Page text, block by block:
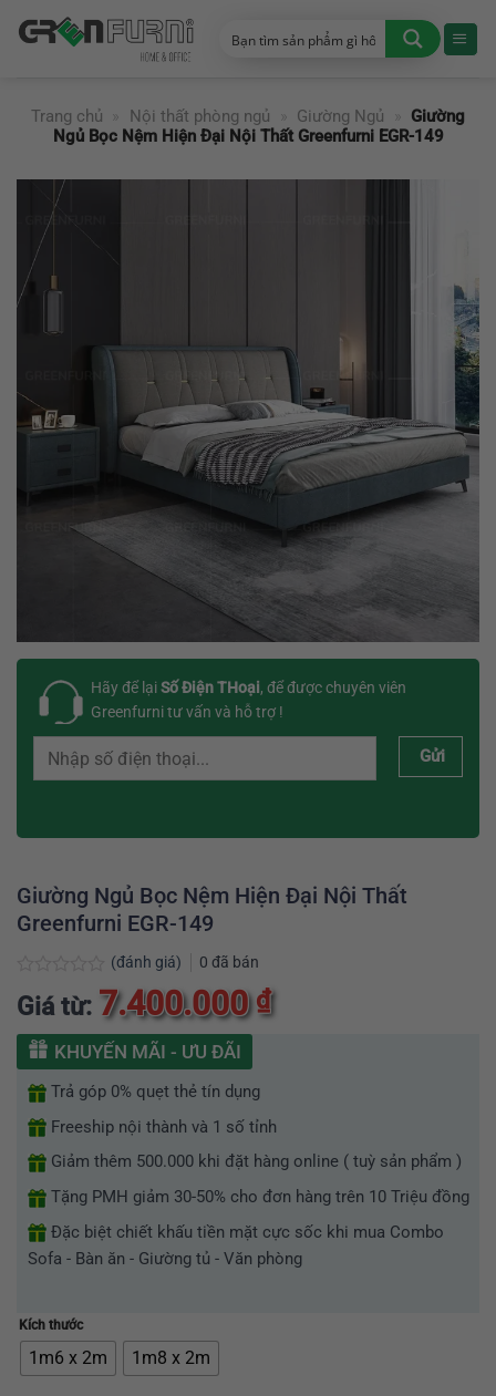
đến
Trang chủ
» Nội thất phòng ngủ » Giường Ngủ » Giường
Ngủ Bọc Nệm Hiện Đại Nội Thất Greenfurni EGR-149
Hãy để lạiSố Điện THoại, để được chuyên viên
Greenfurni tư vấn và hỗ trợ !
Gửi
Giường Ngủ Bọc Nệm Hiện Đại Nội Thất
Greenfurni EGR-149
xếp
(đánh giá) 0 đã bán
Giá từ: 7.400.000₫
KHUYẾN MÃI - ƯU ĐÃI
Trả góp 0% quẹt thẻ tín dụng
Freeship nội thành và 1 số tỉnh
Giảm thêm 500.000 khi đặt hàng online ( tuỳ sản phẩm )
Tặng PMH giảm 30-50% cho đơn hàng trên 10 Triệu đồng
Đặc biệt chiết khấu tiền mặt cực sốc khi mua Combo
Sofa - Bàn ăn - Giường tủ - Văn phòng
Kích thước
1m6 x 2m 1m8 x 2m